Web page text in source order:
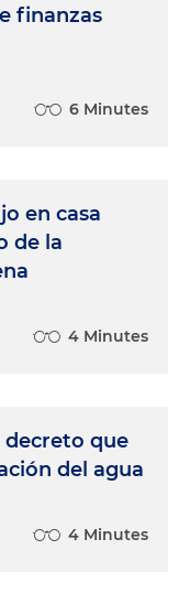
finanzas
6 Minutes
en casa
de la
4 Minutes
decreto que
del agua
4 Minutes